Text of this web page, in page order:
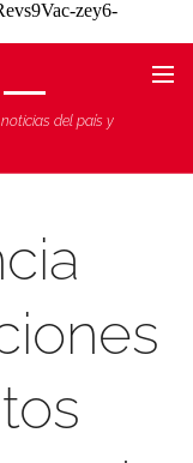
zey6-
del país y